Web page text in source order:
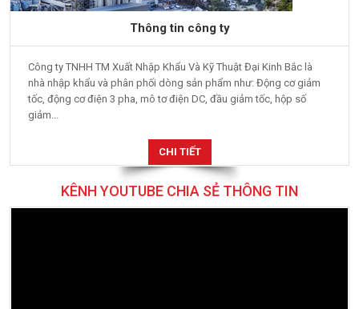
Thông tin công ty
Công ty TNHH TM Xuất Nhập Khẩu Và Kỹ Thuật Đại Kinh Bắc là
nhà nhập khẩu và phân phối dòng sản phẩm như: Động cơ giảm
tốc, động cơ điện 3 pha, mô tơ điện DC, đầu giảm tốc, hộp số
giảm...
CHI TIẾT
KÊNH YOUTUBE CHIA SẺ THÔNG TIN